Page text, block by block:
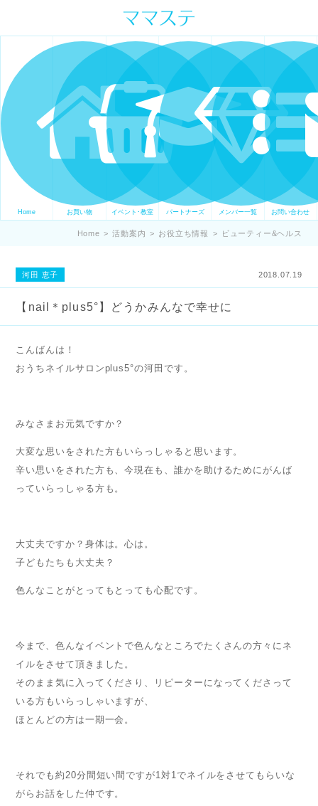
ママの才能発信します。 手づくり
表現ステージ ママステ スキル・セ
ンスを表現したいママが集まって
ます。
Home お買い物 イベント･教室 パートナーズ メンバー一覧 お問い合わせ
Home > 活動案内 > お役立ち情報 > ビューティー&ヘルス
河田 恵子 2018.07.19
【nail＊plus5°】どうかみんなで幸せに
こんばんは！
おうちネイルサロンplus5°の河田です。
みなさまお元気ですか？
大変な思いをされた方もいらっしゃると思います。
辛い思いをされた方も、今現在も、誰かを助けるためにがんば
っていらっしゃる方も。
大丈夫ですか？身体は。心は。
子どもたちも大丈夫？
色んなことがとってもとっても心配です。
今まで、色んなイベントで色んなところでたくさんの方々にネ
イルをさせて頂きました。
そのまま気に入ってくださり、リピーターになってくださって
いる方もいらっしゃいますが、
ほとんどの方は一期一会。
それでも約20分間短い間ですが1対1でネイルをさせてもらいな
がらお話をした仲です。